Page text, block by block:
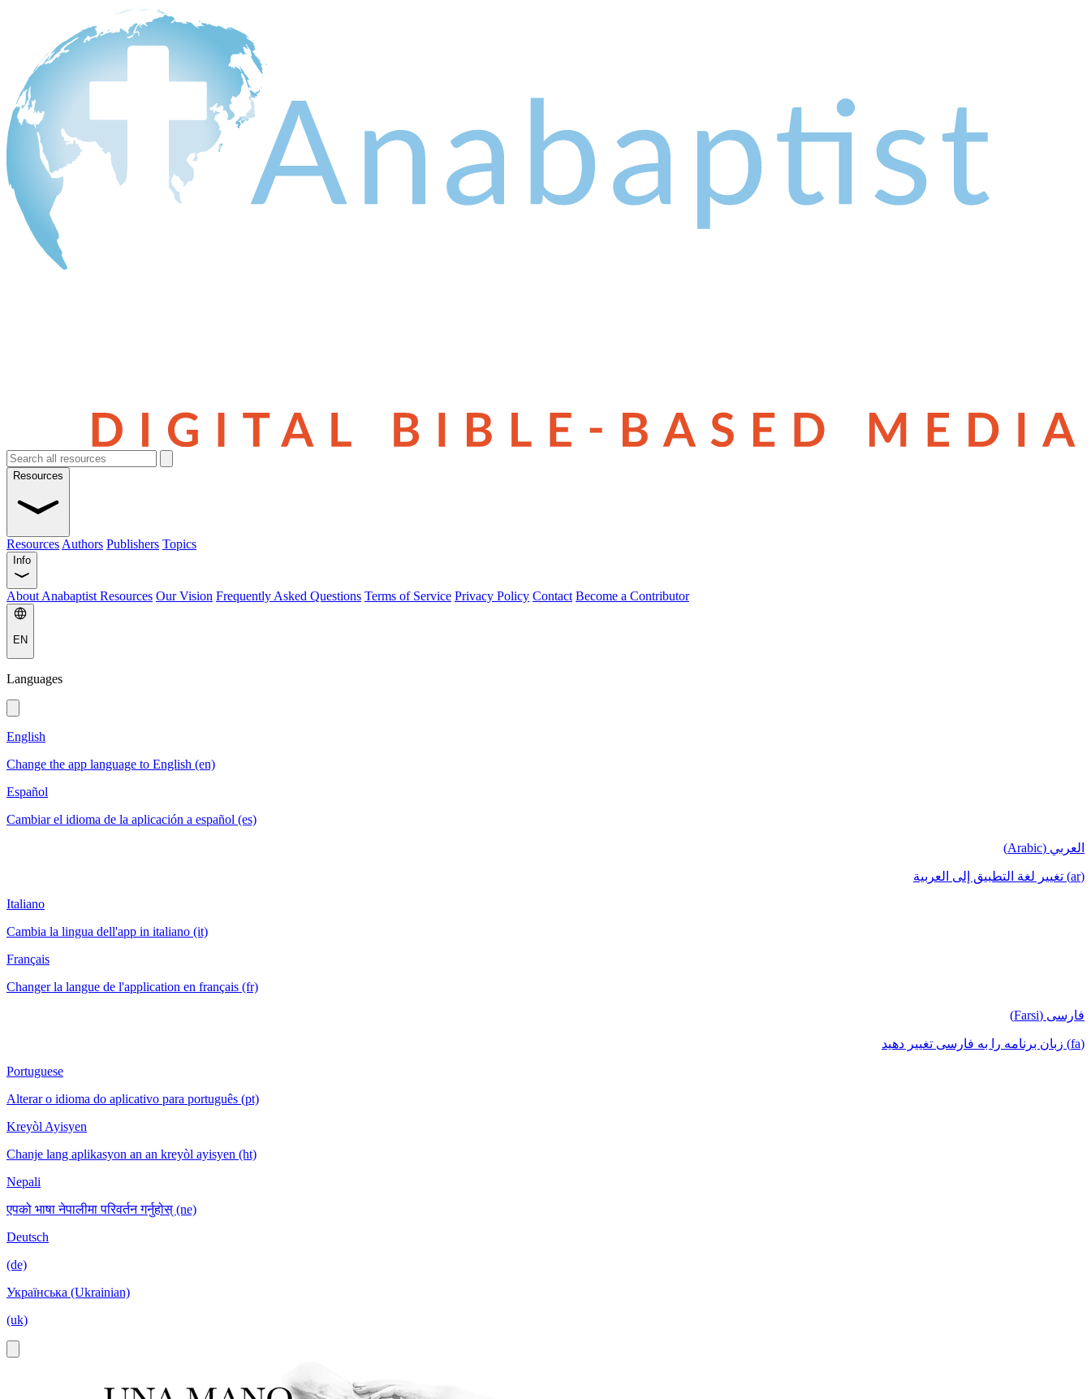
Resources
Resources Authors Publishers Topics
Info
About Anabaptist Resources Our Vision Frequently Asked Questions Terms of Service Privacy Policy Contact Become a Contributor
EN
Languages
English
Change the app language to English (en)
Español
Cambiar el idioma de la aplicación a español (es)
العربي (Arabic)
(ar) تغيير لغة التطبيق إلى العربية
Italiano
Cambia la lingua dell'app in italiano (it)
Français
Changer la langue de l'application en français (fr)
فارسی (Farsi)
(fa) زبان برنامه را به فارسی تغییر دهید
Portuguese
Alterar o idioma do aplicativo para português (pt)
Kreyòl Ayisyen
Chanje lang aplikasyon an an kreyòl ayisyen (ht)
Nepali
एपको भाषा नेपालीमा परिवर्तन गर्नुहोस् (ne)
Deutsch
(de)
Українська (Ukrainian)
(uk)